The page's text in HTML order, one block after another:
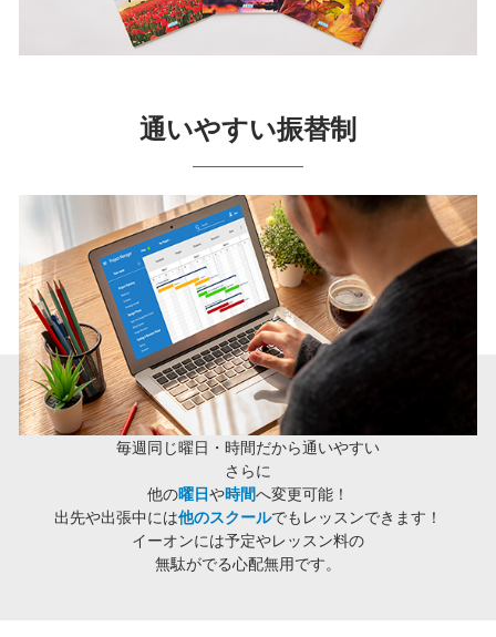
通いやすい振替制
毎週同じ曜日・時間だから通いやすい
さらに
他の曜日や時間へ変更可能！
出先や出張中には他のスクールでもレッスンできます！
イーオンには予定やレッスン料の
無駄がでる心配無用です。